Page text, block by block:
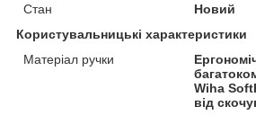
Стан
Новий
Користувальницькі характеристики
Матеріал ручки
Wiha
від